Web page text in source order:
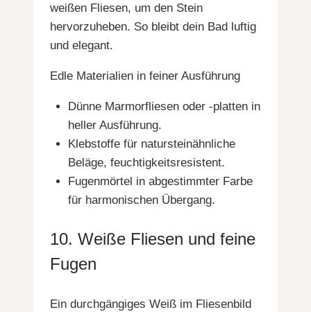
weißen Fliesen, um den Stein
hervorzuheben. So bleibt dein Bad luftig
und elegant.
Edle Materialien in feiner Ausführung
Dünne Marmorfliesen oder -platten in
heller Ausführung.
Klebstoffe für natursteinähnliche
Beläge, feuchtigkeitsresistent.
Fugenmörtel in abgestimmter Farbe
für harmonischen Übergang.
10. Weiße Fliesen und feine
Fugen
Ein durchgängiges Weiß im Fliesenbild